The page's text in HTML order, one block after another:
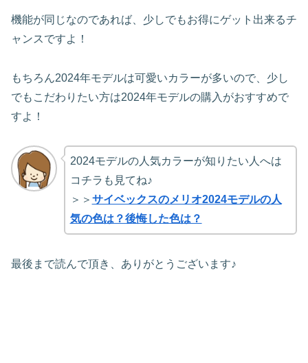
機能が同じなのであれば、少しでもお得にゲット出来るチ
ャンスですよ！
もちろん2024年モデルは可愛いカラーが多いので、少し
でもこだわりたい方は2024年モデルの購入がおすすめで
すよ！
2024モデルの人気カラーが知りたい人へは
コチラも見てね♪
＞＞ サイベックスのメリオ2024モデルの人
気の色は？後悔した色は？
最後まで読んで頂き、ありがとうございます♪